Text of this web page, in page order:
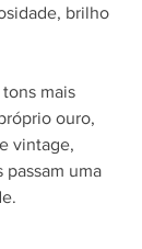
brilho
mais
ouro,
vintage,
passam uma